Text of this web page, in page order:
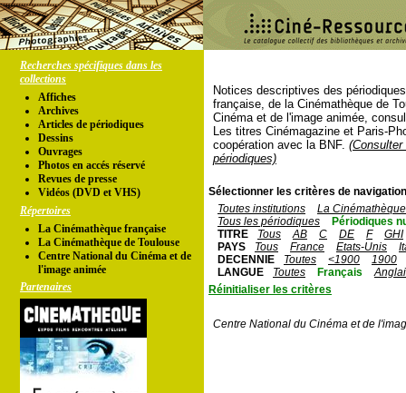
Recherches spécifiques dans les
collections
Affiches
Archives
Articles de périodiques
Dessins
Ouvrages
Photos en accés réservé
Revues de presse
Vidéos (DVD et VHS)
Répertoires
La Cinémathèque française
La Cinémathèque de Toulouse
Centre National du Cinéma et de
l'image animée
Partenaires
Notices descriptives des
française, de la Cinémathèque de
Cinéma et de l'image animée,
Les titres Cinémagazine et Paris-
coopération avec la BNF.
périodiques)
Sélectionner les critères de
Toutes institutions
La
Tous les périodiques
Périodiques
TITRE
Tous AB C DE F
GHI
PAYS
Tous France Etats-Unis
DECENNIE
Toutes <1900
1900
LANGUE
Toutes Français
Réinitialiser les critères
Centre National du Cinéma et de